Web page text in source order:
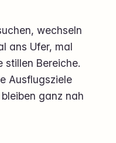
wechseln
ans Ufer, mal
stillen Bereiche.
Ausflugsziele
ganz nah